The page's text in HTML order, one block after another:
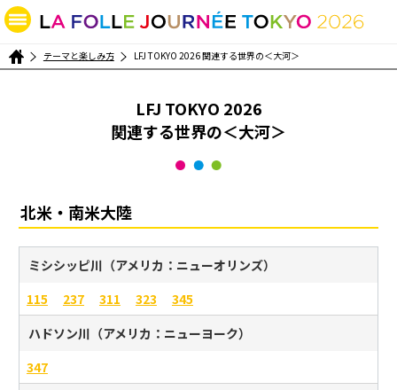
テーマと楽しみ方 LFJ TOKYO 2026 関連する世界の＜大河＞
LFJ TOKYO 2026
関連する世界の＜大河＞
北米・南米大陸
ミシシッピ川（アメリカ：ニューオリンズ）
115
237 311 323
345
ハドソン川（アメリカ：ニューヨーク）
347